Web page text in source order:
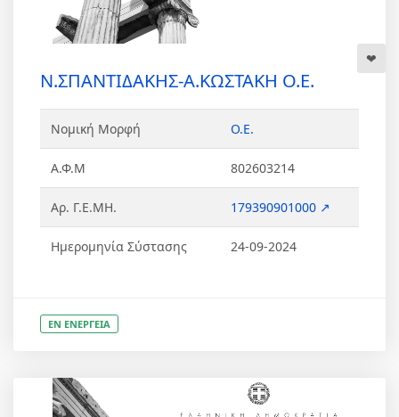
Ν.ΣΠΑΝΤΙΔΑΚΗΣ-Α.ΚΩΣΤΑΚΗ Ο.Ε.
Νομική Μορφή Ο.Ε.
Α.Φ.Μ 802603214
Αρ. Γ.Ε.ΜΗ. 179390901000 ↗
Ημερομηνία Σύστασης 24-09-2024
ΕΝ ΕΝΕΡΓΕΙΑ